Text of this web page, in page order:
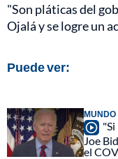
"Son pláticas del
Ojalá y se logre un
Puede ver:
MUNDO
Joe
el